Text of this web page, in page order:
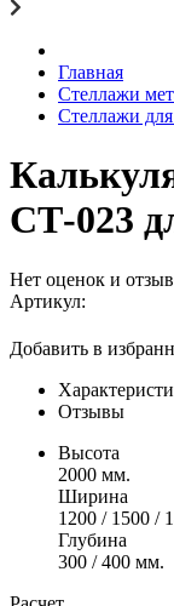
Главная
Стеллажи
Стеллажи
СТ-023
Нет оценок и
Артикул:
Добавить в
Отзывы
Высота
2000 мм.
Ширина
1200 / 1500 /
Глубина
300 / 400 мм.